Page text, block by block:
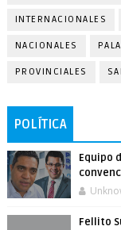
INTERNACIONALES
NACIONALES
PROVINCIALES
POLÍTICA
Equipo
Fellito